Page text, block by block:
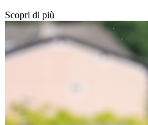
Scopri di più